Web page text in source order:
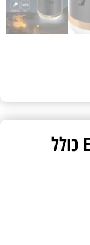
עששית נטענת ECOFLOW כולל